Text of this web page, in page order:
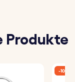
Produkte
-10%